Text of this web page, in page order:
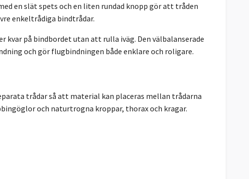
en slät spets och en liten rundad knopp gör att tråden
enkeltrådiga bindtrådar.
kvar på bindbordet utan att rulla iväg. Den välbalanserade
och gör flugbindningen både enklare och roligare.
trådar så att material kan placeras mellan trådarna
och naturtrogna kroppar, thorax och kragar.